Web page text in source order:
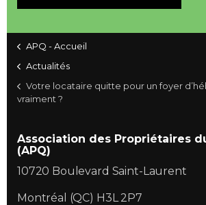
APQ - Accueil
Actualités
Votre locataire quitte pour un foyer
vraiment ?
Association des Propriétaires
(APQ)
10720 Boulevard Saint-Laurent
Montréal (QC) H3L 2P7